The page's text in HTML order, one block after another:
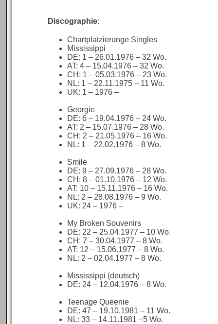
Discographie:
Chartplatzierunge Singles
Mississippi
DE: 1 – 26.01.1976 – 32 Wo.
AT: 4 – 15.04.1976 – 32 Wo.
CH: 1 – 05.03.1976 – 23 Wo.
NL: 1 – 22.11.1975 – 11 Wo.
UK: 1 – 1976 –
Georgie
DE: 6 – 19.04.1976 – 24 Wo.
AT: 2 – 15.07.1976 – 28 Wo.
CH: 2 – 21.05.1976 – 16 Wo.
NL: 1 – 22.02.1976 – 8 Wo.
Smile
DE: 9 – 27.09.1976 – 28 Wo.
CH: 8 – 01.10.1976 – 12 Wo.
AT: 10 – 15.11.1976 – 16 Wo.
NL: 2 – 28.08.1976 – 9 Wo.
UK: 24 – 1976 –
My Broken Souvenirs
DE: 22 – 25.04.1977 – 10 Wo.
CH: 7 – 30.04.1977 – 8 Wo.
AT: 12 – 15.06.1977 – 8 Wo.
NL: 2 – 02.04.1977 – 8 Wo.
Mississippi (deutsch)
DE: 24 – 12.04.1976 – 8 Wo.
Teenage Queenie
DE: 47 – 19.10.1981 – 11 Wo.
NL: 33 – 14.11.1981 –5 Wo.